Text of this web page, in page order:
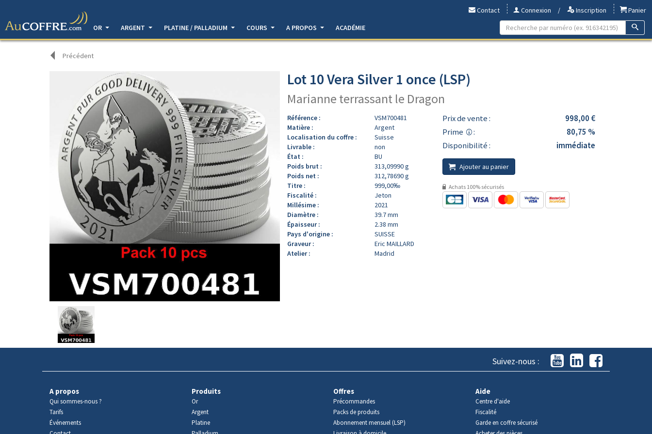
Contact Connexion / Inscription
Panier
OR
ARGENT PLATINE / PALLADIUM COURS A PROPOS ACADÉMIE
Précédent
produit
Lot 10 Vera Silver 1 once (LSP)
Marianne terrassant le Dragon
Référence :
VSM700481
Matière :
Argent
Localisation du coffre :
Suisse
Livrable :
non
État :
BU
Poids brut :
313,09990 g
Poids net :
312,78690 g
Titre :
999,00‰
Fiscalité :
Jeton
Millésime :
2021
Diamètre :
39.7 mm
Épaisseur :
2.38 mm
Pays d'origine :
SUISSE
Graveur :
Eric MAILLARD
Atelier :
Madrid
Prix de vente :
998,00 €
Prime
:
80,75 %
Disponibilité :
immédiate
Ajouter au panier
Achats 100% sécurisés
Suivez-nous :
A propos
Qui sommes-nous ?
Tarifs
Événements
Produits
Or
Argent
Platine
Offres
Précommandes
Packs de produits
Abonnement mensuel (LSP)
Aide
Centre d'aide
Fiscalité
Garde en coffre sécurisé